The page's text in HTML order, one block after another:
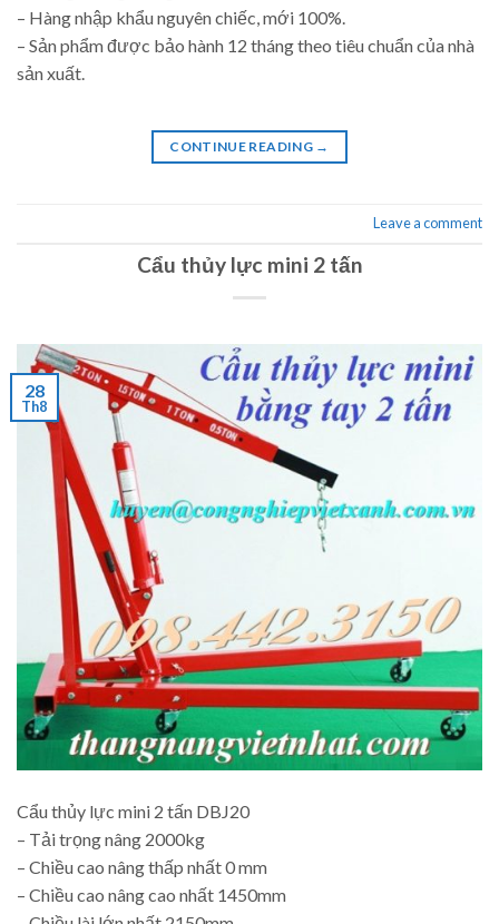
– Hàng nhập khẩu nguyên chiếc, mới 100%.
– Sản phẩm được bảo hành 12 tháng theo tiêu chuẩn của nhà
sản xuất.
CONTINUE READING →
Leave a comment
Cẩu thủy lực mini 2 tấn
28
Th8
Cẩu thủy lực mini 2 tấn DBJ20
– Tải trọng nâng 2000kg
– Chiều cao nâng thấp nhất 0 mm
– Chiều cao nâng cao nhất 1450mm